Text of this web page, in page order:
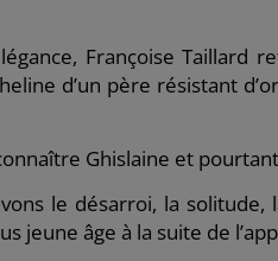
Françoise Taillard
d’un père résistant
Ghislaine et
le désarroi, la solitude,
jeune âge à la suite de